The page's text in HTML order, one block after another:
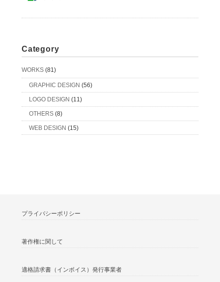
Category
WORKS (81)
GRAPHIC DESIGN (56)
LOGO DESIGN (11)
OTHERS (8)
WEB DESIGN (15)
プライバシーポリシー
著作権に関して
適格請求書（インボイス）発⾏事業者